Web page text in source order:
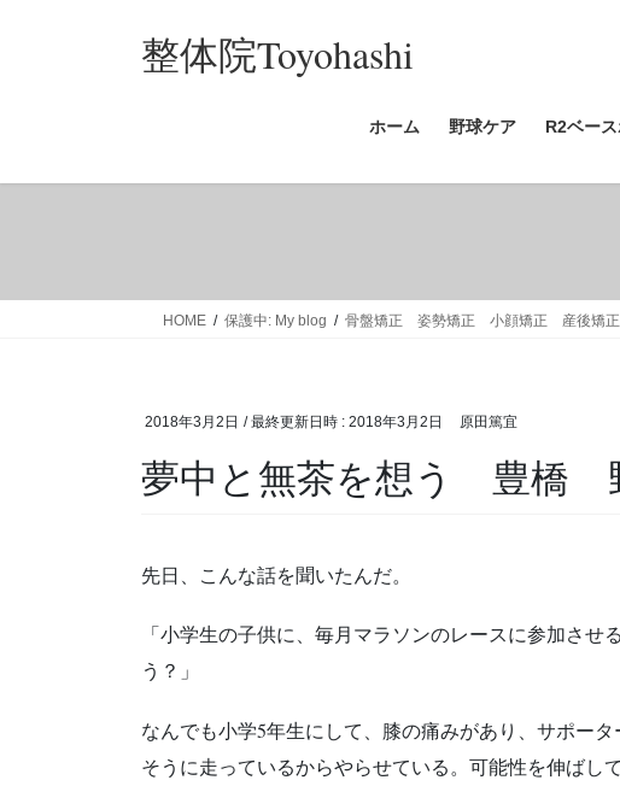
ス
ン
整体院Toyohashi
ホーム 野球ケア R2ベー
HOME 保護中: My blog 骨盤矯正 姿勢矯正 小顔矯正 産後矯
2018年3月2日 / 最終更新日時 : 2018年3月2日 原田篤宜
夢中と無茶を想う 豊橋
先日、こんな話を聞いたんだ。
「小学生の子供に、毎月マラソンのレースに参加さ
う？」
なんでも小学5年生にして、膝の痛みがあり、サポー
そうに走っているからやらせている。可能性を伸ばし